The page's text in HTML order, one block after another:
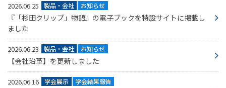
2026.06.25 製品・会社 お知らせ
『「杉田クリップ」物語』の電子ブックを特設サイトに掲載し
ました
2026.06.23 製品・会社 お知らせ
【会社沿革】を更新しました
2026.06.16 学会展示 学会結果報告